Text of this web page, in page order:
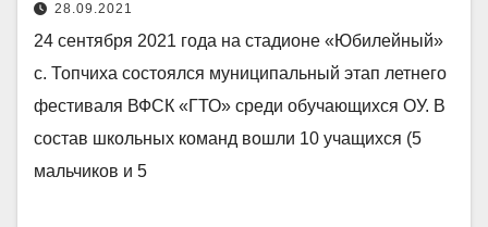
28.09.2021
24 сентября 2021 года на стадионе «Юбилейный»
с. Топчиха состоялся муниципальный этап летнего
фестиваля ВФСК «ГТО» среди обучающихся ОУ. В
состав школьных команд вошли 10 учащихся (5
мальчиков и 5